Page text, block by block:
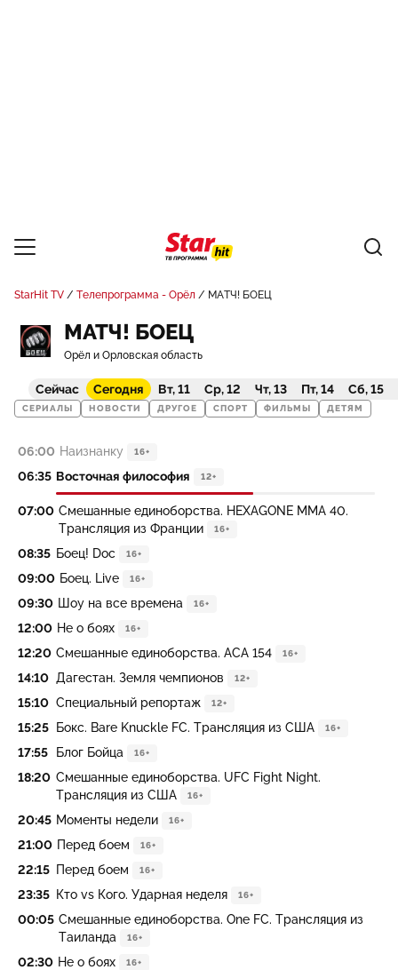
StarHit TV Телепрограмма - Орёл МАТЧ! БОЕЦ
МАТЧ! БОЕЦ
Орёл и Орловская область
Сейчас Сегодня Вт, 11 Ср, 12 Чт, 13 Пт, 14 Сб, 15
СЕРИАЛЫ НОВОСТИ ДРУГОЕ СПОРТ ФИЛЬМЫ ДЕТЯМ
06:00 Наизнанку 16+
06:35 Восточная философия 12+
07:00 Смешанные единоборства. HEXAGONE MMA 40.
Трансляция из Франции
16+
08:35 Боец! Doc 16+
09:00 Боец. Live 16+
09:30 Шоу на все времена 16+
12:00 Не о боях 16+
12:20 Смешанные единоборства. ACA 154 16+
14:10 Дагестан. Земля чемпионов 12+
15:10 Специальный репортаж 12+
15:25 Бокс. Bare Knuckle FC. Трансляция из США 16+
17:55 Блог Бойца 16+
18:20 Смешанные единоборства. UFC Fight Night.
Трансляция из США
16+
20:45 Моменты недели 16+
21:00 Перед боем 16+
22:15 Перед боем 16+
23:35 Кто vs Кого. Ударная неделя 16+
00:05 Смешанные единоборства. One FC. Трансляция из
Таиланда
16+
02:30 Не о боях 16+